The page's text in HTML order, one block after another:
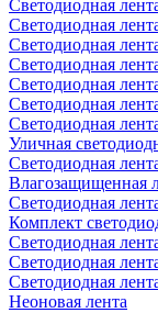
Светодиодная
Светодиодная
Светодиодная
Светодиодная
Светодиодная
Светодиодная
Светодиодная
Уличная
Светодиодная
Влагозащищенная
Светодиодная
Комплект
Светодиодная
Светодиодная
Светодиодная
Неоновая лента